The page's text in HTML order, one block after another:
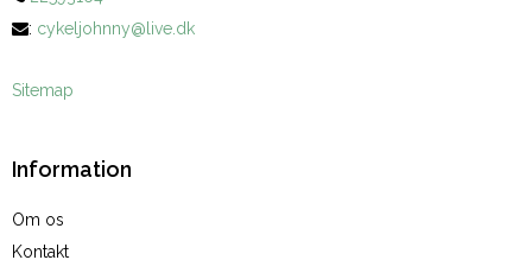
: cykeljohnny@live.dk
Sitemap
Information
Om os
Kontakt